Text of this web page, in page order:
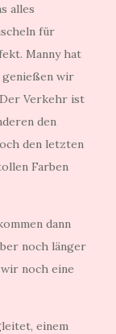
alles
für
Manny hat
genießen wir
Verkehr ist
den
den letzten
Farben
dann
noch länger
noch eine
einem